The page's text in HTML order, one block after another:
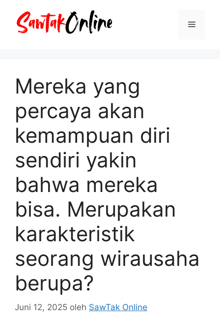
Menu
Mereka yang
percaya akan
kemampuan diri
sendiri yakin
bahwa mereka
bisa. Merupakan
karakteristik
seorang wirausaha
berupa?
Juni 12, 2025 oleh SawTak Online